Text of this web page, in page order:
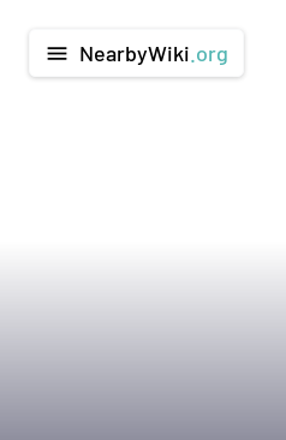
menu NearbyWiki .org